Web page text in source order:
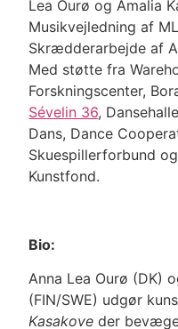
Lea Ourø og Amalia
Musikvejledning af
Skrædderarbejde af
Med støtte fra
Forskningscenter,
Sévelin 36,
Dans, Dance
Skuespillerforbund
Bio:
Anna Lea Ourø (DK)
(FIN/SWE) udgør
Kasakove der